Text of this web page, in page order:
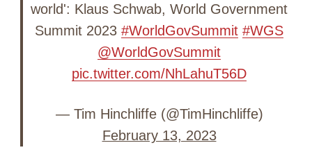
world': Klaus Schwab, World Government
Summit 2023 #WorldGovSummit #WGS
@WorldGovSummit
pic.twitter.com/NhLahuT56D
— Tim Hinchliffe (@TimHinchliffe)
February 13, 2023